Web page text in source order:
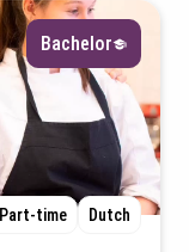
Bachelor
Part-time Dutch